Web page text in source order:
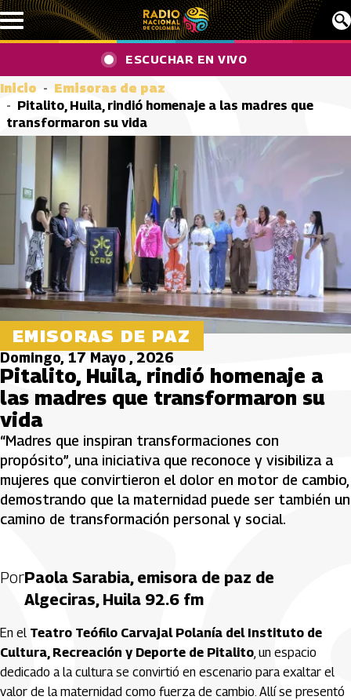
Pasar al contenido principal
ESCUCHAR EN VIVO
Inicio
Emisoras de paz
Pitalito, Huila, rindió homenaje a las madres que
transformaron su vida
EMISORAS DE PAZ
Domingo, 17 Mayo , 2026
Pitalito, Huila, rindió homenaje a
las madres que transformaron su
vida
“Madres que inspiran transformaciones con
propósito”, una iniciativa que reconoce y visibiliza a
mujeres que convirtieron el dolor en motor de cambio,
demostrando que la maternidad puede ser también un
camino de transformación personal y social.
PorPaola Sarabia, emisora de paz de
Algeciras, Huila 92.6 fm
En el Teatro Teófilo Carvajal Polanía del Instituto de
Cultura, Recreación y Deporte de Pitalito, un espacio
dedicado a la cultura se convirtió en escenario para exaltar el
valor de la maternidad como fuerza de cambio. Allí se presentó